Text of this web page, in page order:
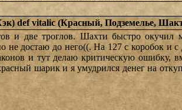
def vitalic (Красный, Подземелье,
и две троглов. Шахти быстро
не достаю до него((. На 127 с коробок и
и тут делаю критическую ошибку,
шарик и я умудрился денег на